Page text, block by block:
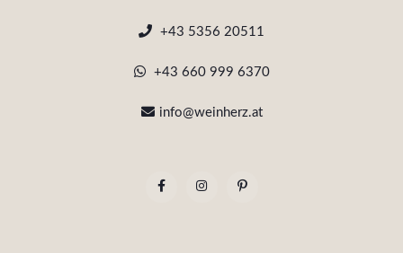
+43 5356 20511
+43 660 999 6370
info@weinherz.at